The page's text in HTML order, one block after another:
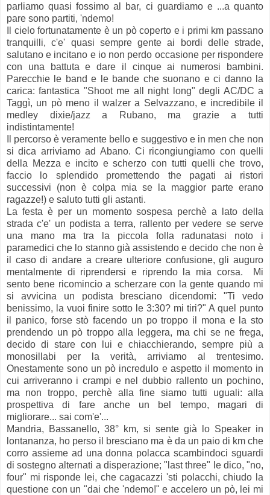
parliamo quasi fossimo al bar, ci guardiamo e ...a quanto
pare sono partiti, 'ndemo!
Il cielo fortunatamente è un pò coperto e i primi km passano
tranquilli, c'e' quasi sempre gente ai bordi delle strade,
salutano e incitano e io non perdo occasione per rispondere
con una battuta e dare il cinque ai numerosi bambini.
Parecchie le band e le bande che suonano e ci danno la
carica: fantastica "Shoot me all night long" degli AC/DC a
Taggì, un pò meno il walzer a Selvazzano, e incredibile il
medley dixie/jazz a Rubano, ma grazie a tutti
indistintamente!
Il percorso è veramente bello e suggestivo e in men che non
si dica arriviamo ad Abano. Ci ricongiungiamo con quelli
della Mezza e incito e scherzo con tutti quelli che trovo,
faccio lo splendido promettendo the pagati ai ristori
successivi (non è colpa mia se la maggior parte erano
ragazze!) e saluto tutti gli astanti.
La festa è per un momento sospesa perchè a lato della
strada c'e' un podista a terra, rallento per vedere se serve
una mano ma tra la piccola folla radunatasi noto i
paramedici che lo stanno già assistendo e decido che non è
il caso di andare a creare ulteriore confusione, gli auguro
mentalmente di riprendersi e riprendo la mia corsa. Mi
sento bene ricomincio a scherzare con la gente quando mi
si avvicina un podista bresciano dicendomi: "Ti vedo
benissimo, la vuoi finire sotto le 3:30? mi tiri?" A quel punto
il panico, forse stò facendo un po troppo il mona e la sto
prendendo un pò troppo alla leggera, ma chi se ne frega,
decido di stare con lui e chiacchierando, sempre più a
monosillabi per la verità, arriviamo al trentesimo.
Onestamente sono un pò incredulo e aspetto il momento in
cui arriveranno i crampi e nel dubbio rallento un pochino,
ma non troppo, perchè alla fine siamo tutti uguali: alla
prospettiva di fare anche un bel tempo, magari di
migliorare... sai com'e'...
Mandria, Bassanello, 38° km, si sente già lo Speaker in
lontananza, ho perso il bresciano ma è da un paio di km che
corro assieme ad una donna polacca scambindoci sguardi
di sostegno alternati a disperazione; "last three" le dico, "no,
four" mi risponde lei, che cagacazzi 'sti polacchi, chiudo la
questione con un "dai che 'ndemo!" e accelero un pò, lei mi